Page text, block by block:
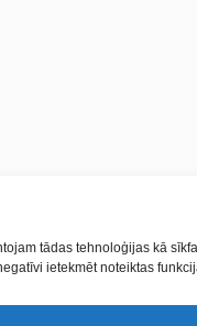
tādas tehnoloģijas kā
ietekmēt noteiktas